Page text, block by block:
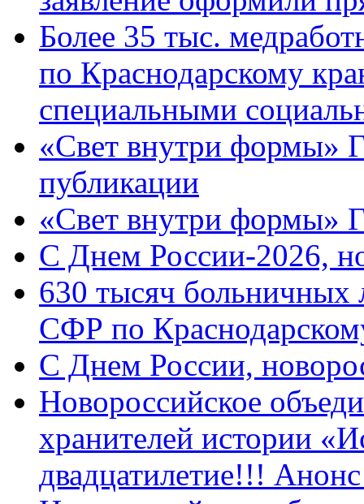
Более 35 тыс.
по Краснодарскому
специальными
«Свет внутри формы»
публикации
«Свет внутри формы»
C Днем России-2026,
630 тысяч больничных
СФР по
C Днем России,
Новороссийское
хранителей истории
двадцатилетие!!!